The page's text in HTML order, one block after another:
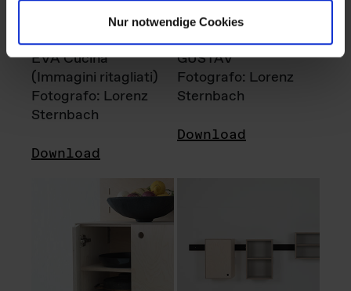
Nur notwendige Cookies
EVA Cucina
(Immagini ritagliati)
Fotografo: Lorenz
Sternbach
Download
GUSTAV
Fotografo: Lorenz
Sternbach
Download